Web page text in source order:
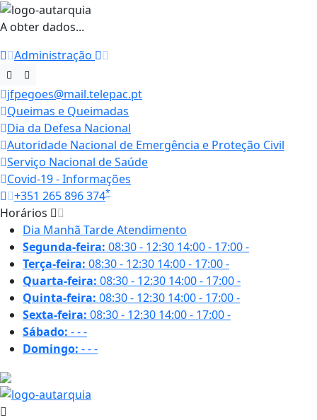
A obter dados...
Administração
jfpegoes@mail.telepac.pt
Queimas e Queimadas
Dia da Defesa Nacional
Autoridade Nacional de Emergência e Proteção Civil
Serviço Nacional de Saúde
Covid-19 - Informações
+351 265 896 374*
Horários
Dia Manhã TardeAtendimento
Segunda-feira: 08:30 - 12:30 14:00 - 17:00-
Terça-feira: 08:30 - 12:30 14:00 - 17:00-
Quarta-feira: 08:30 - 12:30 14:00 - 17:00-
Quinta-feira: 08:30 - 12:30 14:00 - 17:00-
Sexta-feira: 08:30 - 12:30 14:00 - 17:00-
Sábado: ---
Domingo: ---